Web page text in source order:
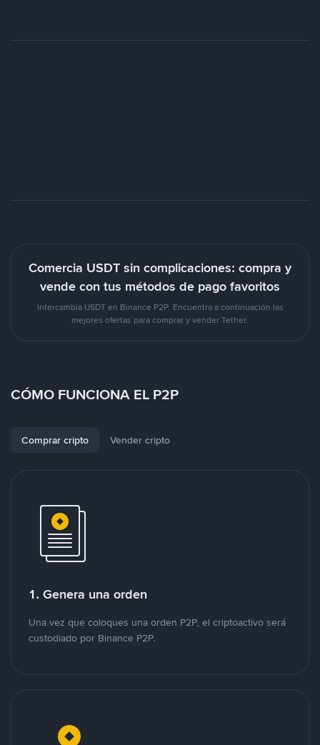
Comercia USDT sin complicaciones: compra y
vende con tus métodos de pago favoritos
Intercambia USDT en Binance P2P. Encuentra a continuación las
mejores ofertas para comprar y vender Tether.
CÓMO FUNCIONA EL P2P
Comprar cripto Vender cripto
1. Genera una orden
Una vez que coloques una orden P2P, el criptoactivo será
custodiado por Binance P2P.